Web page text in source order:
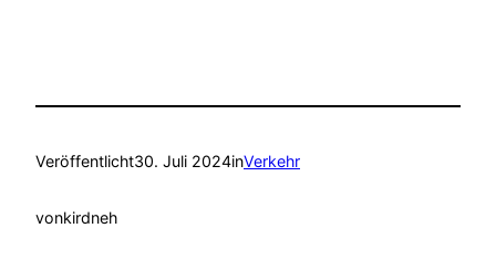
Veröffentlicht30. Juli 2024inVerkehr
vonkirdneh